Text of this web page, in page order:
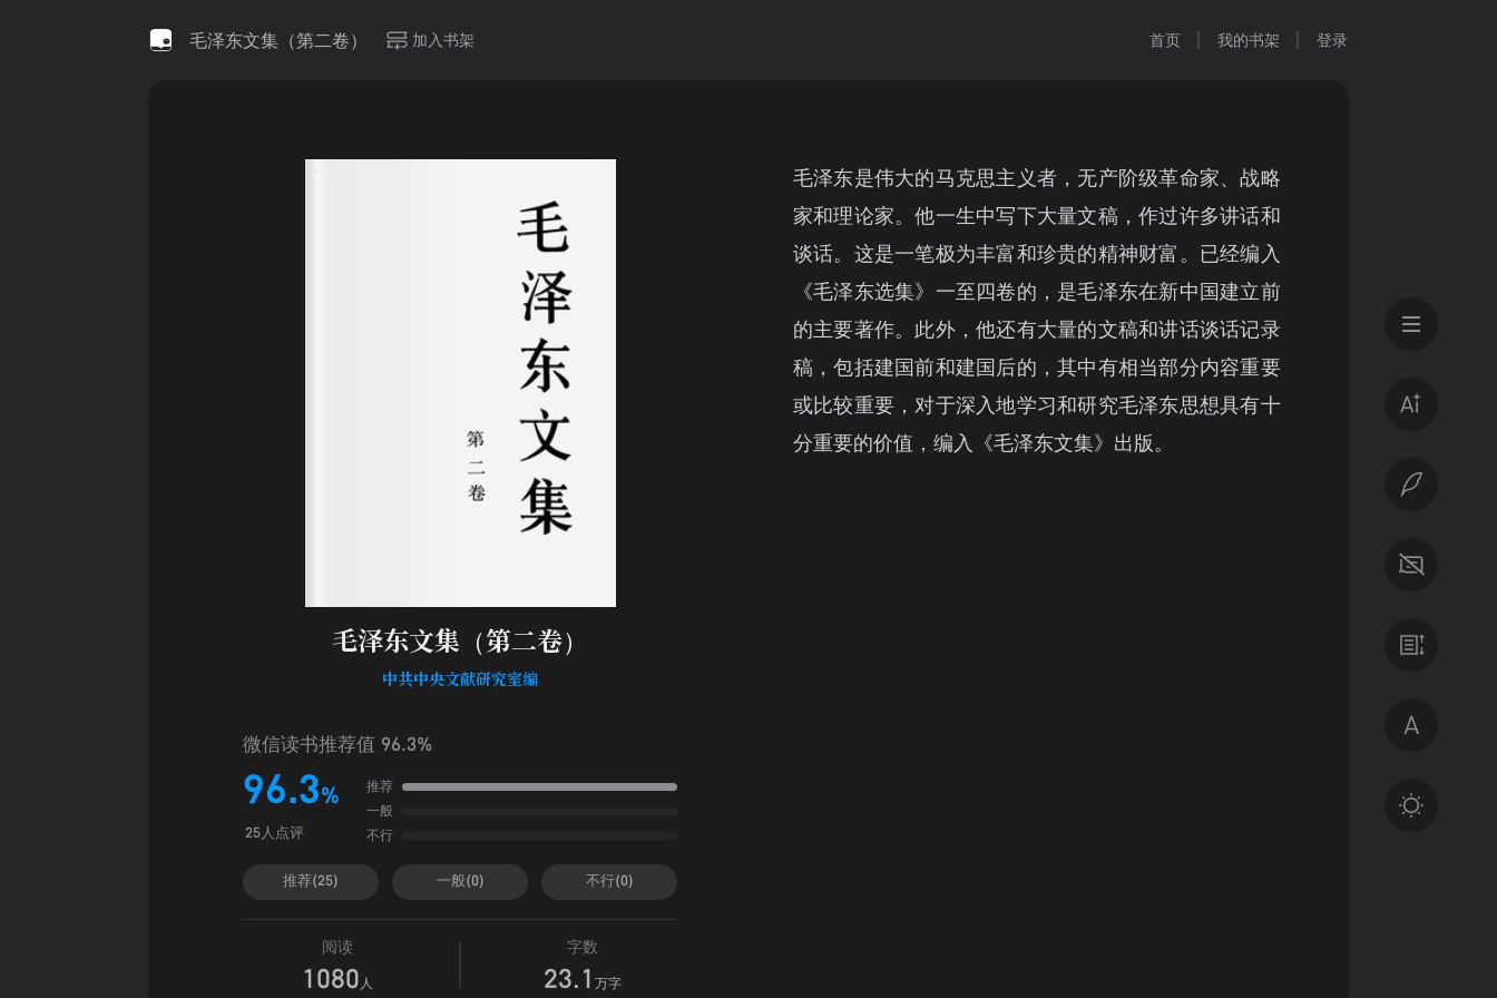
毛泽东文集（第二卷） 加入书架 首页 我的书架 登录
毛泽东文集（第二卷）
中共中央文献研究室编
微信读书推荐值 96.3%
96.3%
25人点评
推荐
一般
不行
推荐(25) 一般(0) 不行(0)
阅读
1080 人
字数
23.1万字
毛泽东是伟大的马克思主义者，无产阶级革命家、战略
家和理论家。他一生中写下大量文稿，作过许多讲话和
谈话。这是一笔极为丰富和珍贵的精神财富。已经编入
《毛泽东选集》一至四卷的，是毛泽东在新中国建立前
的主要著作。此外，他还有大量的文稿和讲话谈话记录
稿，包括建国前和建国后的，其中有相当部分内容重要
或比较重要，对于深入地学习和研究毛泽东思想具有十
分重要的价值，编入《毛泽东文集》出版。